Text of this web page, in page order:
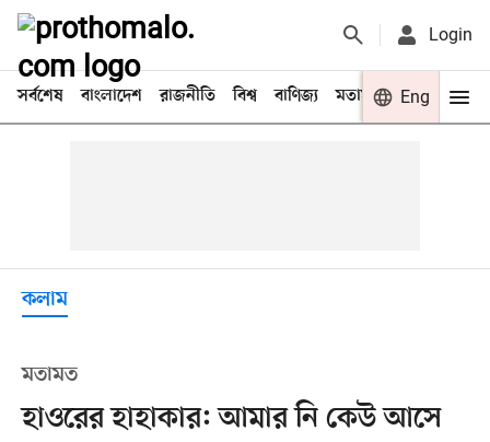
Login
সর্বশেষ বাংলাদেশ রাজনীতি বিশ্ব বাণিজ্য মতামত খেলা
Eng
কলাম
মতামত
হাওরের হাহাকার: আমার নি কেউ আসে